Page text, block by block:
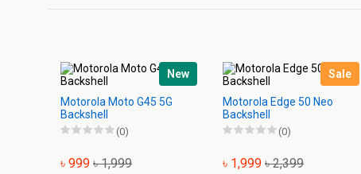
New
Motorola Moto G45 5G
Backshell
(0)
৳ 999 ৳ 1,999
Sale
Motorola Edge 50 Neo
Backshell
(0)
৳ 1,999 ৳ 2,399